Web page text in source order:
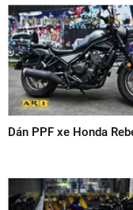
Dán PPF xe Honda